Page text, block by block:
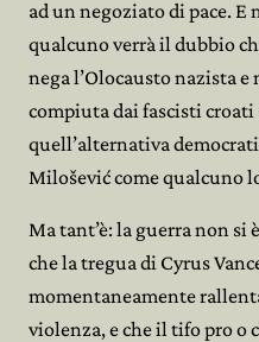
ad un negoziato di pace. E
qualcuno verrà il dubbio
nega l’Olocausto nazista
compiuta dai fascisti
quell’alternativa
Milošević come qualcuno
Ma tant’è: la guerra non si
che la tregua di Cyrus
momentaneamente
violenza, e che il tifo pro